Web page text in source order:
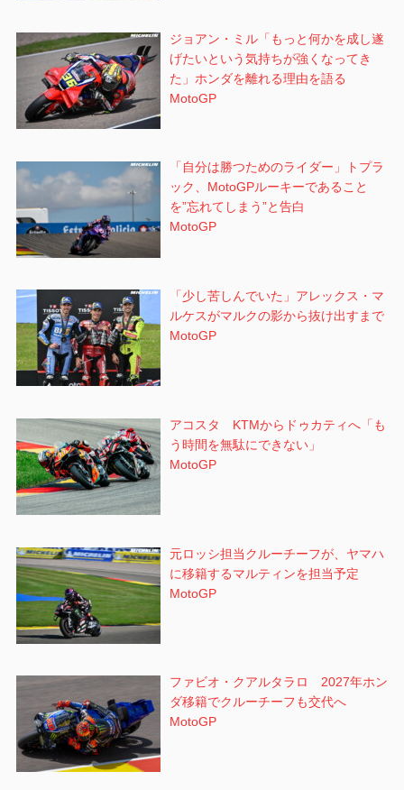
ジョアン・ミル「もっと何かを成し遂
げたいという気持ちが強くなってき
た」ホンダを離れる理由を語る
MotoGP
「自分は勝つためのライダー」トプラ
ック、MotoGPルーキーであること
を”忘れてしまう”と告白
MotoGP
「少し苦しんでいた」アレックス・マ
ルケスがマルクの影から抜け出すまで
MotoGP
アコスタ KTMからドゥカティへ「も
う時間を無駄にできない」
MotoGP
元ロッシ担当クルーチーフが、ヤマハ
に移籍するマルティンを担当予定
MotoGP
ファビオ・クアルタラロ 2027年ホン
ダ移籍でクルーチーフも交代へ
MotoGP